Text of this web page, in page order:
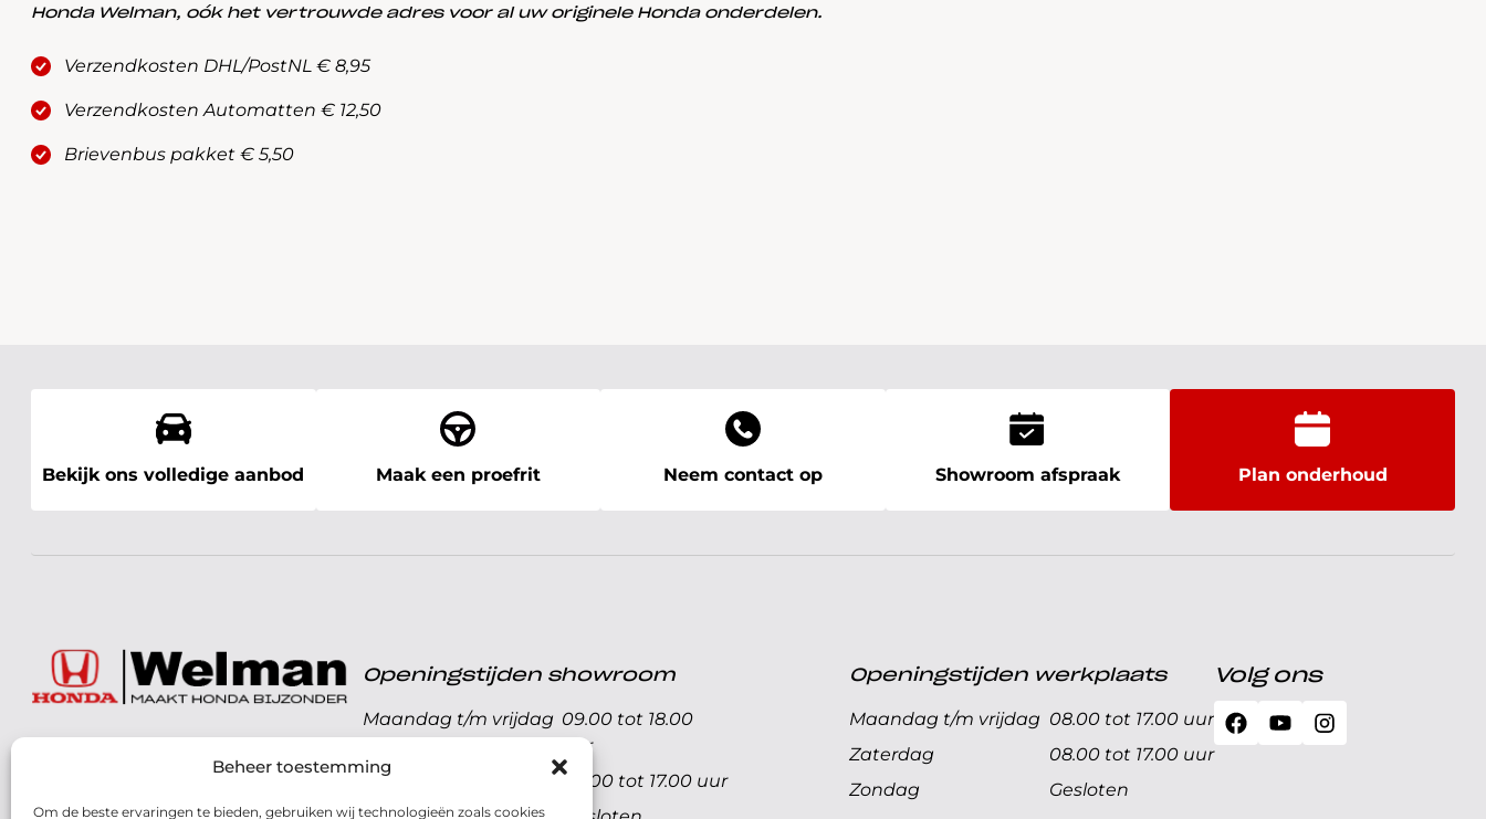
Beheer toestemming
Om de beste ervaringen te bieden, gebruiken wij technologieën zoals cookies
Honda Welman, oók het vertrouwde adres voor al uw originele Honda onderdelen.
Verzendkosten DHL/PostNL € 8,95
Verzendkosten Automatten € 12,50
Brievenbus pakket € 5,50
Bekijk ons volledige aanbod Maak een proefrit Neem contact op Showroom afspraak Plan onderhoud
072 - 57 16 9 40
Parelweg 3, 1812 RS
Openingstijden showroom
Maandag t/m vrijdag 09.00 tot 18.00
uur
Zaterdag
09.00 tot 17.00 uur
Openingstijden werkplaats
Maandag t/m vrijdag 08.00 tot 17.00 uur
Zaterdag
08.00 tot 17.00 uur
Zondag
Gesloten
Volg ons